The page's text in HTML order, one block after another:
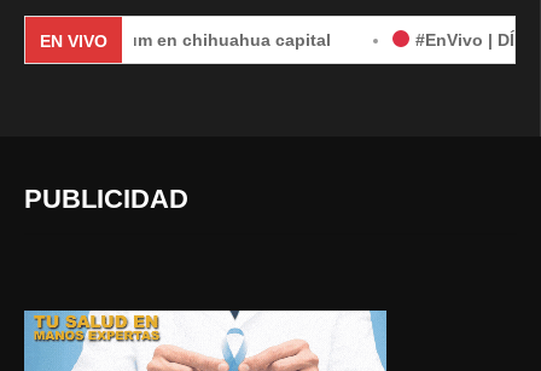
EN VIVO
Sheinbaum en chihuahua capital #EnVivo | DÍA 2:
PUBLICIDAD